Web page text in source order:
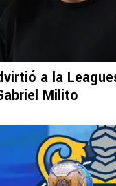
a la
Milito